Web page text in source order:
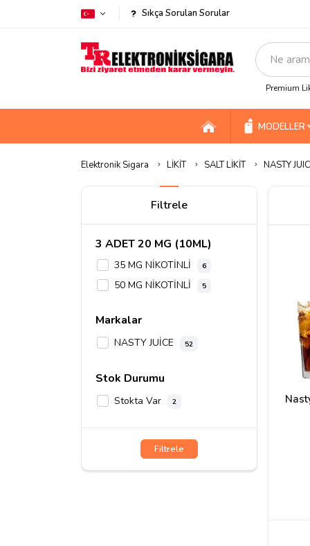
Sıkça Sorulan Sorular
Premium
MODELLER
Elektronik Sigara LİKİT SALT LİKİT NASTY
Filtrele
3 ADET 20 MG (10ML)
35 MG NİKOTİNLİ 6
50 MG NİKOTİNLİ 5
Markalar
NASTY JUİCE 52
Stok Durumu
Stokta Var 2
Filtrele